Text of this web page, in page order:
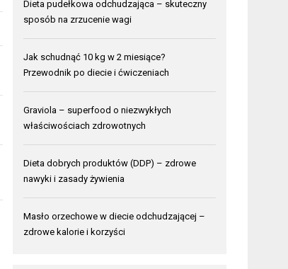
Dieta pudełkowa odchudzająca – skuteczny
sposób na zrzucenie wagi
Jak schudnąć 10 kg w 2 miesiące?
Przewodnik po diecie i ćwiczeniach
Graviola – superfood o niezwykłych
właściwościach zdrowotnych
Dieta dobrych produktów (DDP) – zdrowe
nawyki i zasady żywienia
Masło orzechowe w diecie odchudzającej –
zdrowe kalorie i korzyści